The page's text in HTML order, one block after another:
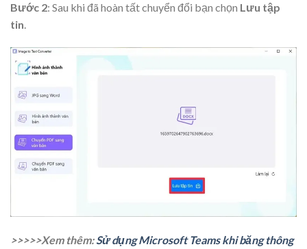
Bước 2: Sau khi đã hoàn tất chuyển đổi bạn chọn Lưu tập
tin.
>>>>>Xem thêm:Sử dụng Microsoft Teams khi băng thông